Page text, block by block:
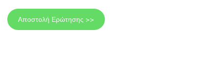
Αποστολή Ερώτησης >>